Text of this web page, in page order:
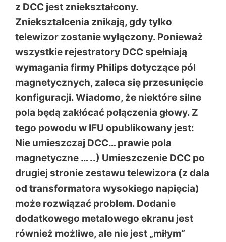
z DCC jest zniekształcony.
Zniekształcenia znikają, gdy tylko
telewizor zostanie wyłączony. Ponieważ
wszystkie rejestratory DCC spełniają
wymagania firmy Philips dotyczące pól
magnetycznych, zaleca się przesunięcie
konfiguracji. Wiadomo, że niektóre silne
pola będą zakłócać połączenia głowy. Z
tego powodu w IFU opublikowany jest:
Nie umieszczaj DCC… prawie pola
magnetyczne … ..) Umieszczenie DCC po
drugiej stronie zestawu telewizora (z dala
od transformatora wysokiego napięcia)
może rozwiązać problem. Dodanie
dodatkowego metalowego ekranu jest
również możliwe, ale nie jest „miłym”